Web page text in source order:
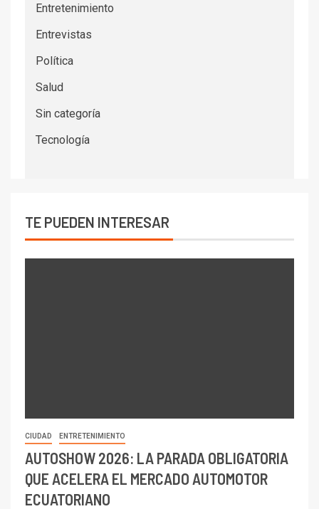
Entretenimiento
Entrevistas
Política
Salud
Sin categoría
Tecnología
TE PUEDEN INTERESAR
CIUDAD ENTRETENIMIENTO
AUTOSHOW 2026: LA PARADA OBLIGATORIA
QUE ACELERA EL MERCADO AUTOMOTOR
ECUATORIANO